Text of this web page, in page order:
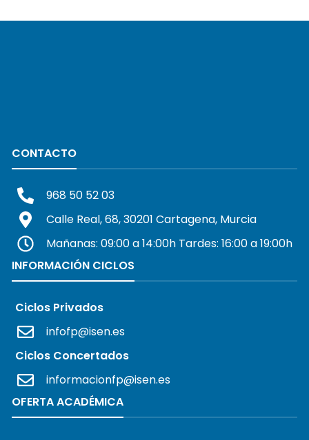
CONTACTO
968 50 52 03
Calle Real, 68, 30201 Cartagena, Murcia
Mañanas: 09:00 a 14:00h Tardes: 16:00 a 19:00h
INFORMACIÓN CICLOS
Ciclos Privados
infofp@isen.es
Ciclos Concertados
informacionfp@isen.es
OFERTA ACADÉMICA